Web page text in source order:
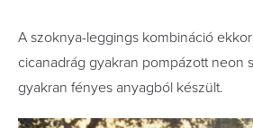
A szoknya-leggings kombináció
cicanadrág gyakran pompázott neon
gyakran fényes anyagból készült.